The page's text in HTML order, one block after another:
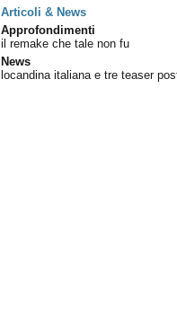
Articoli & News
Approfondimenti
il remake che tale non fu
News
locandina italiana e tre teaser